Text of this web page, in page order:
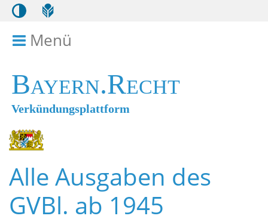
Menü
Bayern.Recht
Verkündungsplattform
Alle Ausgaben des
GVBl. ab 1945